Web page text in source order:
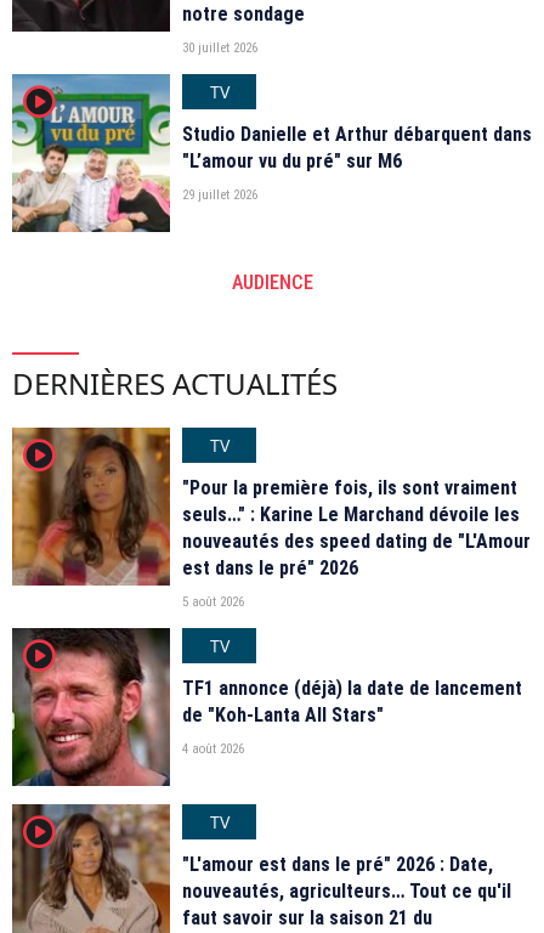
notre sondage
30 juillet 2026
player2
TV
Studio Danielle et Arthur débarquent dans
"L’amour vu du pré" sur M6
29 juillet 2026
AUDIENCE
DERNIÈRES ACTUALITÉS
player2
TV
"Pour la première fois, ils sont vraiment
seuls…" : Karine Le Marchand dévoile les
nouveautés des speed dating de "L'Amour
est dans le pré" 2026
5 août 2026
player2
TV
TF1 annonce (déjà) la date de lancement
de "Koh-Lanta All Stars"
4 août 2026
player2
TV
"L'amour est dans le pré" 2026 : Date,
nouveautés, agriculteurs… Tout ce qu'il
faut savoir sur la saison 21 du